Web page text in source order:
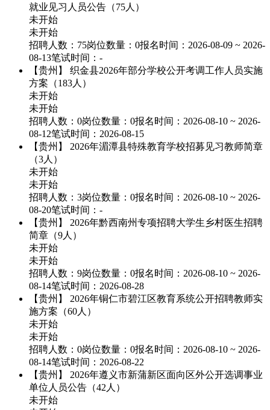
就业见习人员公告（75人）
未开始
未开始
招聘人数：75岗位数量：0报名时间：2026-08-09 ~ 2026-
08-13笔试时间：-
【贵州】 织金县2026年部分学校公开考调工作人员实施
方案（183人）
未开始
未开始
招聘人数：0岗位数量：0报名时间：2026-08-10 ~ 2026-
08-12笔试时间：2026-08-15
【贵州】 2026年湄潭县特殊教育学校招募见习教师简章
（3人）
未开始
未开始
招聘人数：3岗位数量：0报名时间：2026-08-10 ~ 2026-
08-20笔试时间：-
【贵州】 2026年黔西南州专项招聘大学生乡村医生招聘
简章（9人）
未开始
未开始
招聘人数：9岗位数量：0报名时间：2026-08-10 ~ 2026-
08-14笔试时间：2026-08-28
【贵州】 2026年铜仁市碧江区教育系统公开招聘教师实
施方案（60人）
未开始
未开始
招聘人数：0岗位数量：0报名时间：2026-08-10 ~ 2026-
08-14笔试时间：2026-08-22
【贵州】 2026年遵义市新蒲新区面向区外公开选调事业
单位人员公告（42人）
未开始